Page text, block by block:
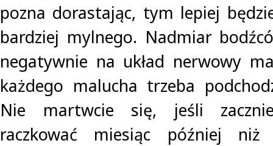
pozna dorastając, tym lepiej
bardziej mylnego. Nadmiar
negatywnie na układ nerwowy
każdego malucha trzeba
Nie martwcie się, jeśli
raczkować miesiąc później niż